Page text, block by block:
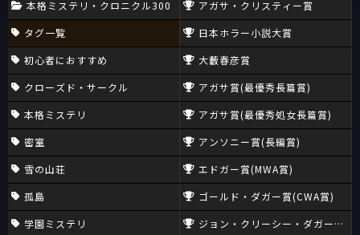
本格ミステリ・クロニクル300
タグ一覧
初心者におすすめ
クローズド・サークル
本格ミステリ
密室
雪の山荘
孤島
学園ミステリ
アガサ・クリスティー賞
日本ホラー小説大賞
大藪春彦賞
アガサ賞(最優秀長篇賞)
アガサ賞(最優秀処女長篇賞)
アンソニー賞(長編賞)
エドガー賞(MWA賞)
ゴールド・ダガー賞(CWA賞)
ジョン・クリーシー・ダガー賞